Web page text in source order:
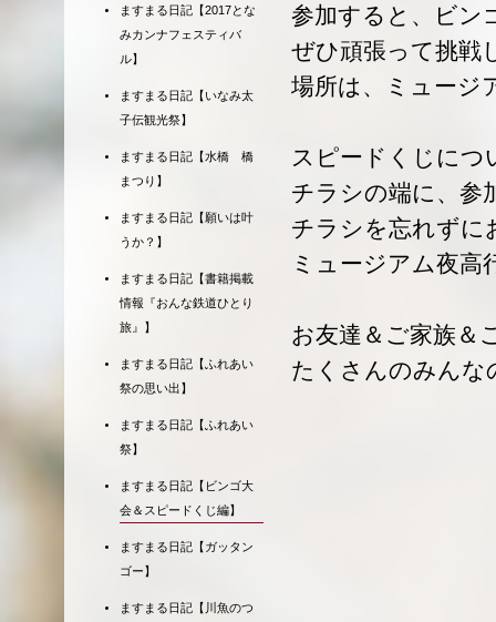
参加すると、ビン
ぜひ頑張って挑
場所は、ミュージ
スピードくじにつ
チラシの端に、参
チラシを忘れずに
ミュージアム夜高
お友達＆ご家族＆
たくさんのみんな
ますまる日記【2017とな
みカンナフェスティバ
ル】
ますまる日記【いなみ太
子伝観光祭】
ますまる日記【水橋 橋
まつり】
ますまる日記【願いは叶
うか？】
ますまる日記【書籍掲載
情報『おんな鉄道ひとり
旅』】
ますまる日記【ふれあい
祭の思い出】
ますまる日記【ふれあい
祭】
ますまる日記【ビンゴ大
会＆スピードくじ編】
ますまる日記【ガッタン
ゴー】
ますまる日記【川魚のつ